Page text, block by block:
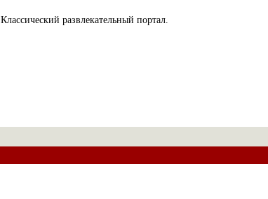
Классический развлекательный портал.